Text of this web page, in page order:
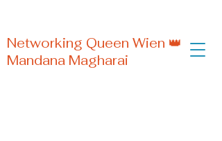
Networking Queen Wien 👑
Mandana Magharai